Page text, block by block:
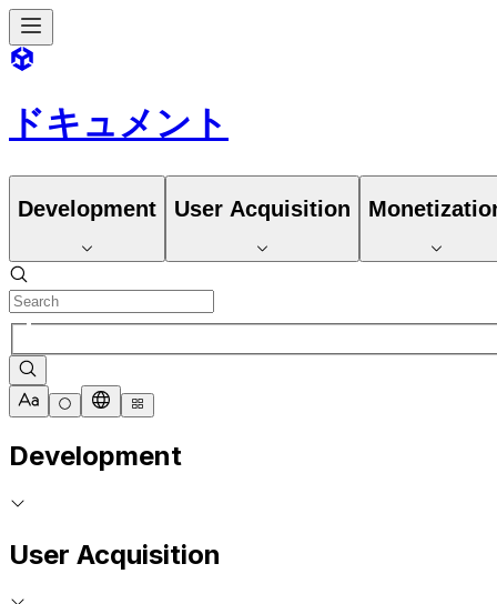
ドキュメント
Development User Acquisition
Development
User Acquisition